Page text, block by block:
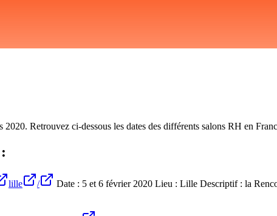
Retrouvez ci-dessous les dates des différents salons RH en
lille /
Date : 5 et 6 février 2020 Lieu : Lille Descriptif : la